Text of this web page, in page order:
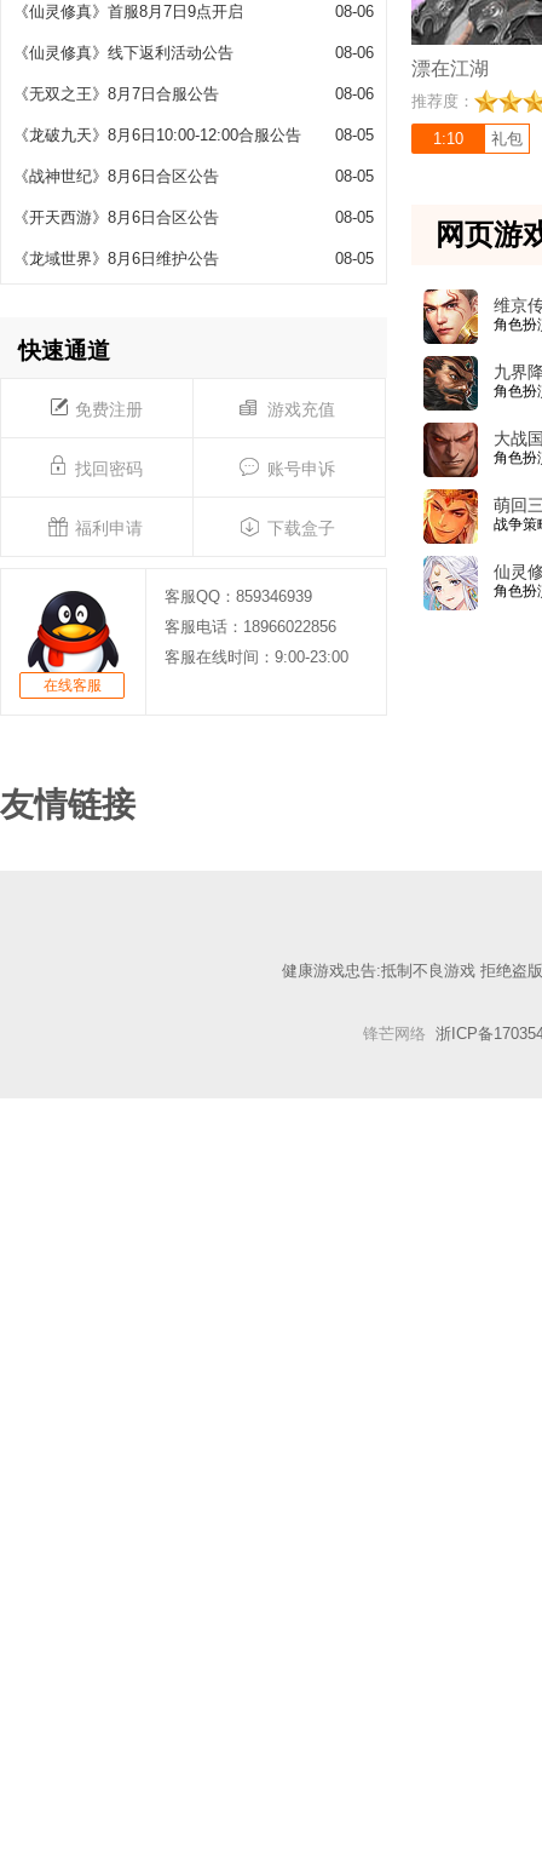
《仙灵修真》首服8月7日9点开启 08-06
《仙灵修真》线下返利活动公告 08-06
《无双之王》8月7日合服公告 08-06
《龙破九天》8月6日10:00-12:00合服公告 08-05
《战神世纪》8月6日合区公告 08-05
《开天西游》8月6日合区公告 08-05
《龙域世界》8月6日维护公告 08-05
快速通道
免费注册 游戏充值
找回密码 账号申诉
福利申请 下载盒子
在线客服
客服QQ：859346939
客服电话：18966022856
客服在线时间：9:00-23:00
漂在江湖
推荐度：
1:10 礼包
网页游
维京
角色扮
九界
角色扮
大战
角色扮
萌回
战争策
仙灵
角色扮
友情链接
健康游戏忠告:抵制不良游戏 拒绝盗
锋芒网络 浙ICP备